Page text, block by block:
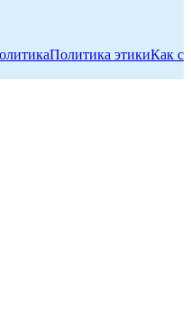
Политика этикиКак с